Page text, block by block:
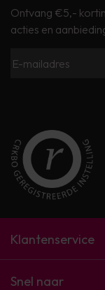
Ontvang €5,-
acties en
Klantenservice
Snel naar